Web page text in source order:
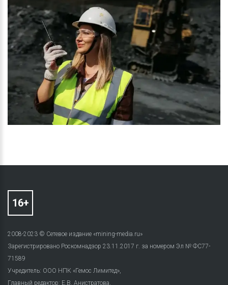
2008-2023 © Сетевое издание «mining-media.ru»
Зарегистрировано Роскомнадзор 23.11.2017 г. за номером Эл № ФС77-
71589
Учредитель: ООО НПК «Гемос Лимитед»,
Главный редактор: Е.В. Анистратова,